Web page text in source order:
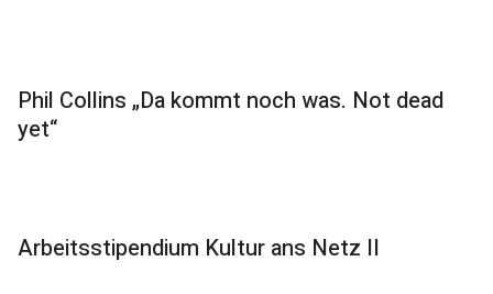
Phil Collins „Da kommt noch was. Not dead
yet“
Arbeitsstipendium Kultur ans Netz II